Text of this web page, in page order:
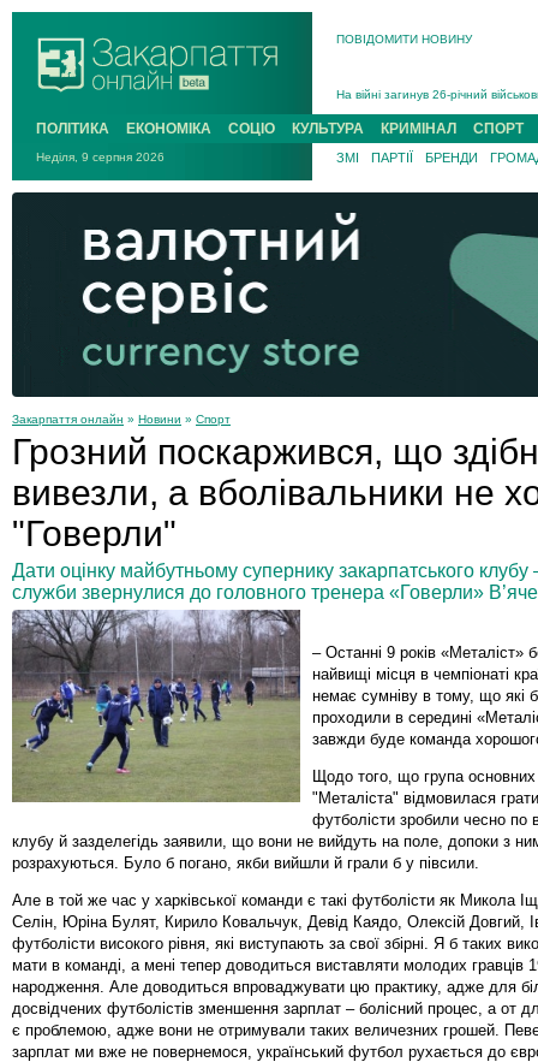
ПОВІДОМИТИ НОВИНУ
Підтвердили загибель
На війні загинув 26-річний
ПОЛІТИКА ЕКОНОМІКА СОЦІО КУЛЬТУРА КРИМІНАЛ СПОРТ
Неділя, 9 серпня 2026 ЗМІ ПАРТІЇ БРЕНДИ
Закарпаття онлайн » Новини » Спорт
Грозний поскаржився, що
вивезли, а вболівальники не
"Говерли"
Дати оцінку майбутньому супернику закарпатського
служби звернулися до головного тренера «Говерли»
– Останні 9 років «Металіст»
найвищі місця в чемпіонаті
немає сумніву в тому, що які
проходили в середині
завжди буде команда
Щодо того, що група основних
"Металіста" відмовилася
футболісти зробили чесно по
клубу й зазделегідь заявили, що вони не вийдуть на поле, допоки з
розрахуються. Було б погано, якби вийшли й грали б у півсили.
Але в той же час у харківської команди є такі футболісти як Микола
Селін, Юріна Булят, Кирило Ковальчук, Девід Каядо, Олексій Довгий,
футболісти високого рівня, які виступають за свої збірні. Я б таких
мати в команді, а мені тепер доводиться виставляти молодих гравців
народження. Але доводиться впроваджувати цю практику, адже для
досвідчених футболістів зменшення зарплат – болісний процес, а от
є проблемою, адже вони не отримували таких величезних грошей.
зарплат ми вже не повернемося, український футбол рухається до